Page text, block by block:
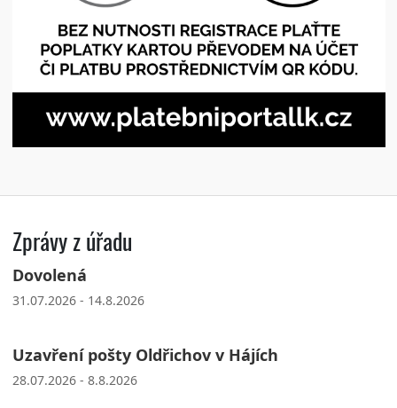
Zprávy z úřadu
Dovolená
31.07.2026 - 14.8.2026
Uzavření pošty Oldřichov v Hájích
28.07.2026 - 8.8.2026